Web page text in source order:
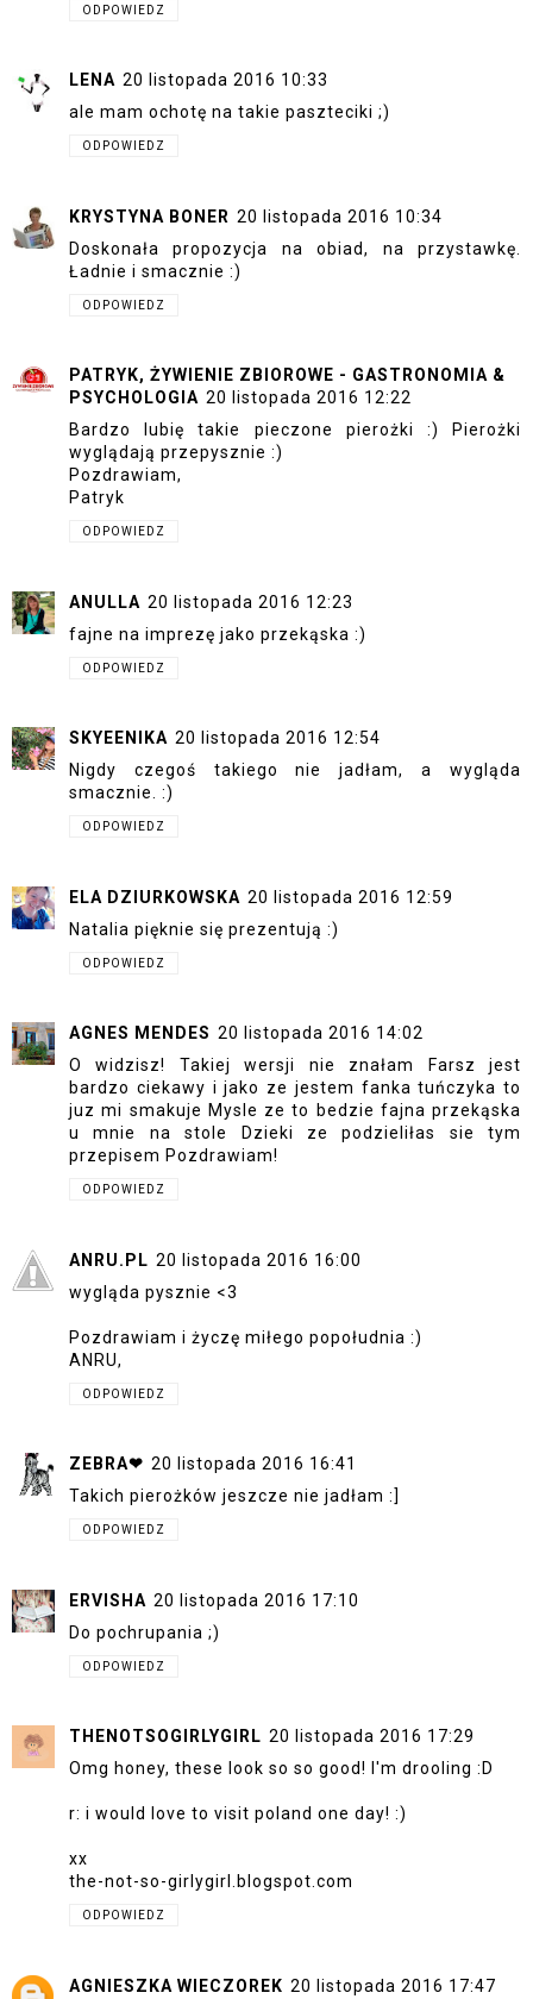
ODPOWIEDZ
LENA 20 listopada 2016 10:33
ale mam ochotę na takie paszteciki ;)
ODPOWIEDZ
KRYSTYNA BONER 20 listopada 2016 10:34
Doskonała propozycja na obiad, na przystawkę.
Ładnie i smacznie :)
ODPOWIEDZ
PATRYK, ŻYWIENIE ZBIOROWE - GASTRONOMIA &
PSYCHOLOGIA 20 listopada 2016 12:22
Bardzo lubię takie pieczone pierożki :) Pierożki
wyglądają przepysznie :)
Pozdrawiam,
Patryk
ODPOWIEDZ
ANULLA 20 listopada 2016 12:23
fajne na imprezę jako przekąska :)
ODPOWIEDZ
SKYEENIKA 20 listopada 2016 12:54
Nigdy czegoś takiego nie jadłam, a wygląda
smacznie. :)
ODPOWIEDZ
ELA DZIURKOWSKA 20 listopada 2016 12:59
Natalia pięknie się prezentują :)
ODPOWIEDZ
AGNES MENDES 20 listopada 2016 14:02
O widzisz! Takiej wersji nie znałam Farsz jest
bardzo ciekawy i jako ze jestem fanka tuńczyka to
juz mi smakuje Mysle ze to bedzie fajna przekąska
u mnie na stole Dzieki ze podzieliłas sie tym
przepisem Pozdrawiam!
ODPOWIEDZ
ANRU.PL 20 listopada 2016 16:00
wygląda pysznie <3
Pozdrawiam i życzę miłego popołudnia :)
ANRU,
ODPOWIEDZ
ZEBRA❤ 20 listopada 2016 16:41
Takich pierożków jeszcze nie jadłam :]
ODPOWIEDZ
ERVISHA 20 listopada 2016 17:10
Do pochrupania ;)
ODPOWIEDZ
THENOTSOGIRLYGIRL 20 listopada 2016 17:29
Omg honey, these look so so good! I'm drooling :D
r: i would love to visit poland one day! :)
xx
the-not-so-girlygirl.blogspot.com
ODPOWIEDZ
AGNIESZKA WIECZOREK 20 listopada 2016 17:47